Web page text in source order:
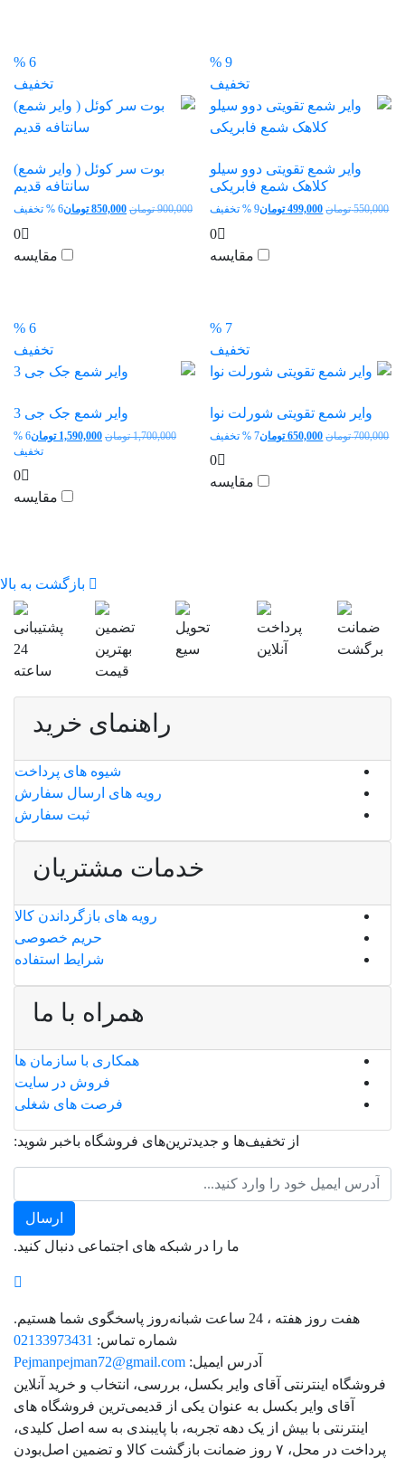
9 %
تخفیف
وایر شمع تقویتی دوو سیلو
کلاهک شمع فابریکی
550,000 تومان قیمت
499,000 تومان9 % تخفیف
قیمت
499,000 تومان.0
مقایسه
6 %
تخفیف
بوت سر کوئل ( وایر شمع)
سانتافه قدیم
900,000 تومان قیمت
850,000 تومان6 % تخفیف
0
مقایسه
7 %
تخفیف
وایر شمع تقویتی شورلت نوا
700,000 تومان قیمت
650,000 تومان7 % تخفیف
قیمت
650,000 تومان.0
مقایسه
6 %
تخفیف
وایر شمع جک جی 3
1,700,000 تومان قیمت
1,590,000 تومان
6 %
تخفیف
0
مقایسه
بازگشت به بالا
ضمانت
برگشت
پرداخت
آنلاین
تحویل
سیع
تضمین
بهترین
قیمت
پشتیبانی
24
ساعته
راهنمای خرید
شیوه های پرداخت
رویه های ارسال سفارش
ثبت سفارش
خدمات مشتریان
رویه های بازگرداندن کالا
حریم خصوصی
شرایط استفاده
همراه با ما
همکاری با سازمان ها
فروش در سایت
فرصت های شغلی
از تخفیف‌ها و جدیدترین‌های فروشگاه باخبر شوید:
ما را در شبکه های اجتماعی دنبال کنید.
هفت روز هفته ، 24 ساعت شبانه‌روز پاسخگوی شما هستیم.
شماره تماس: 02133973431
آدرس ایمیل: Pejmanpejman72@gmail.com
فروشگاه اینترنتی آقای وایر بکسل، بررسی، انتخاب و خرید آنلاین
آقای وایر بکسل به عنوان یکی از قدیمی‌ترین فروشگاه های
اینترنتی با بیش از یک دهه تجربه، با پایبندی به سه اصل کلیدی،
پرداخت در محل، ۷ روز ضمانت بازگشت کالا و تضمین اصل‌بودن